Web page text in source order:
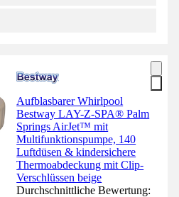
Aufblasbarer Whirlpool
Bestway LAY-Z-SPA® Palm
Springs AirJet™ mit
Multifunktionspumpe, 140
Luftdüsen & kindersichere
Thermoabdeckung mit Clip-
Verschlüssen beige
Durchschnittliche Bewertung: